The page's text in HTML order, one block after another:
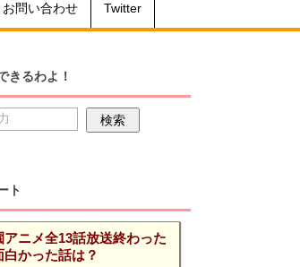
お問い合わせ Twitter
きるわよ！
ト
アニメ全13話放送終わった
白かった話は？